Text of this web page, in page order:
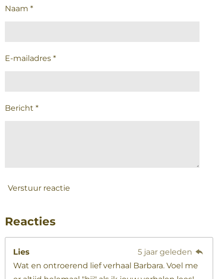
Naam *
E-mailadres *
Bericht *
Verstuur reactie
Reacties
Lies
5 jaar geleden
Wat en ontroerend lief verhaal Barbara. Voel me